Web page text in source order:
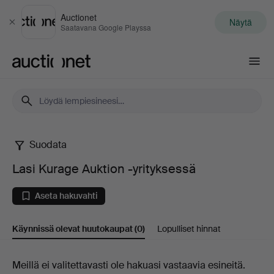
Sulje
Auctionet
Saatavana Google Playssa Näytä
Lasi
Kurage
Auktion
Suodata
Lasi Kurage Auktion -yrityksessä
Aseta hakuvahti
Käynnissä olevat huutokaupat(0) Lopulliset hinnat
Käynnissä
Meillä ei valitettavasti ole hakuasi vastaavia esineitä.